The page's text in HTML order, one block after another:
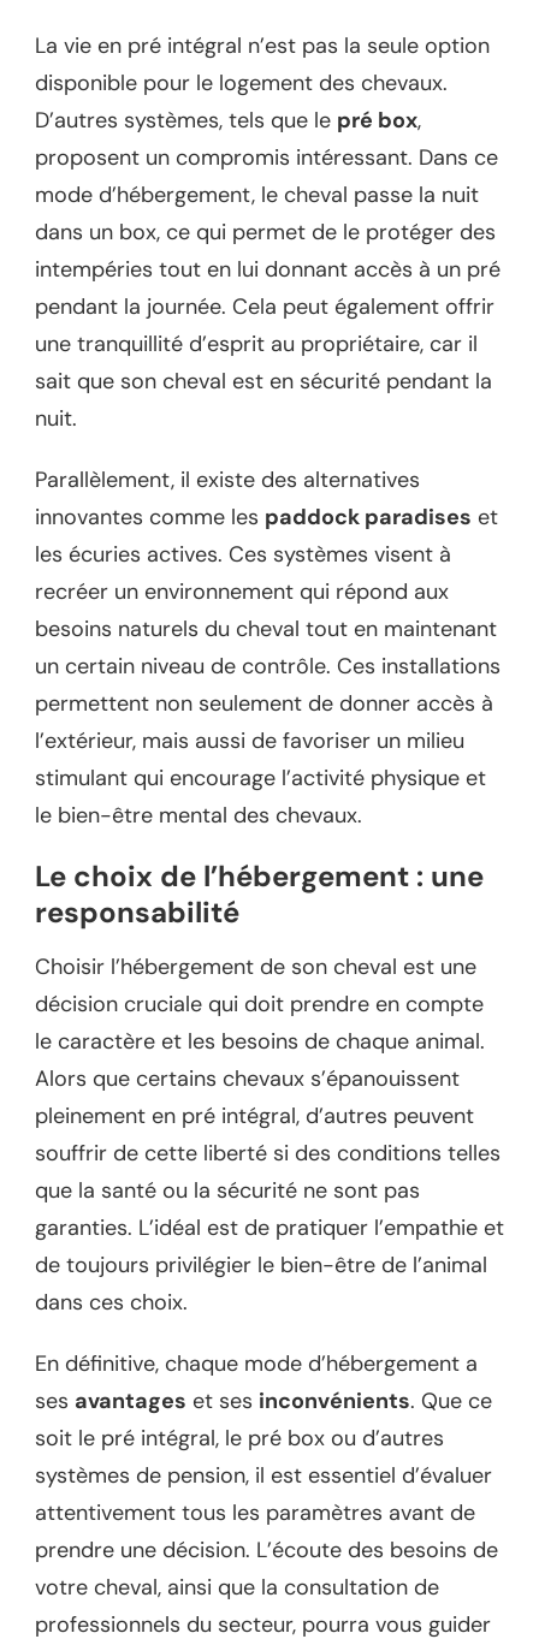
La vie en pré intégral n’est pas la seule option
disponible pour le logement des chevaux.
D’autres systèmes, tels que le pré box,
proposent un compromis intéressant. Dans ce
mode d’hébergement, le cheval passe la nuit
dans un box, ce qui permet de le protéger des
intempéries tout en lui donnant accès à un pré
pendant la journée. Cela peut également offrir
une tranquillité d’esprit au propriétaire, car il
sait que son cheval est en sécurité pendant la
nuit.
Parallèlement, il existe des alternatives
innovantes comme les paddock paradises et
les écuries actives. Ces systèmes visent à
recréer un environnement qui répond aux
besoins naturels du cheval tout en maintenant
un certain niveau de contrôle. Ces installations
permettent non seulement de donner accès à
l’extérieur, mais aussi de favoriser un milieu
stimulant qui encourage l’activité physique et
le bien-être mental des chevaux.
Le choix de l’hébergement : une
responsabilité
Choisir l’hébergement de son cheval est une
décision cruciale qui doit prendre en compte
le caractère et les besoins de chaque animal.
Alors que certains chevaux s’épanouissent
pleinement en pré intégral, d’autres peuvent
souffrir de cette liberté si des conditions telles
que la santé ou la sécurité ne sont pas
garanties. L’idéal est de pratiquer l’empathie et
de toujours privilégier le bien-être de l’animal
dans ces choix.
En définitive, chaque mode d’hébergement a
ses avantages et ses inconvénients. Que ce
soit le pré intégral, le pré box ou d’autres
systèmes de pension, il est essentiel d’évaluer
attentivement tous les paramètres avant de
prendre une décision. L’écoute des besoins de
votre cheval, ainsi que la consultation de
professionnels du secteur, pourra vous guider